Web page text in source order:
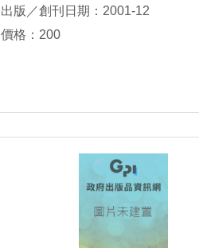
出版／創刊日期：2001-12
價格：200